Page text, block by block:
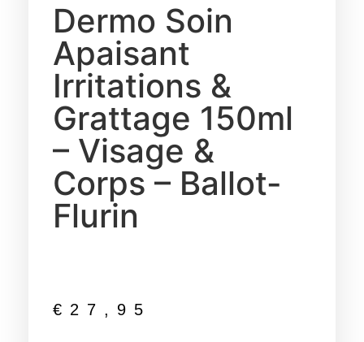
Dermo Soin
Apaisant
Irritations &
Grattage 150ml
– Visage &
Corps – Ballot-
Flurin
€ 27,95